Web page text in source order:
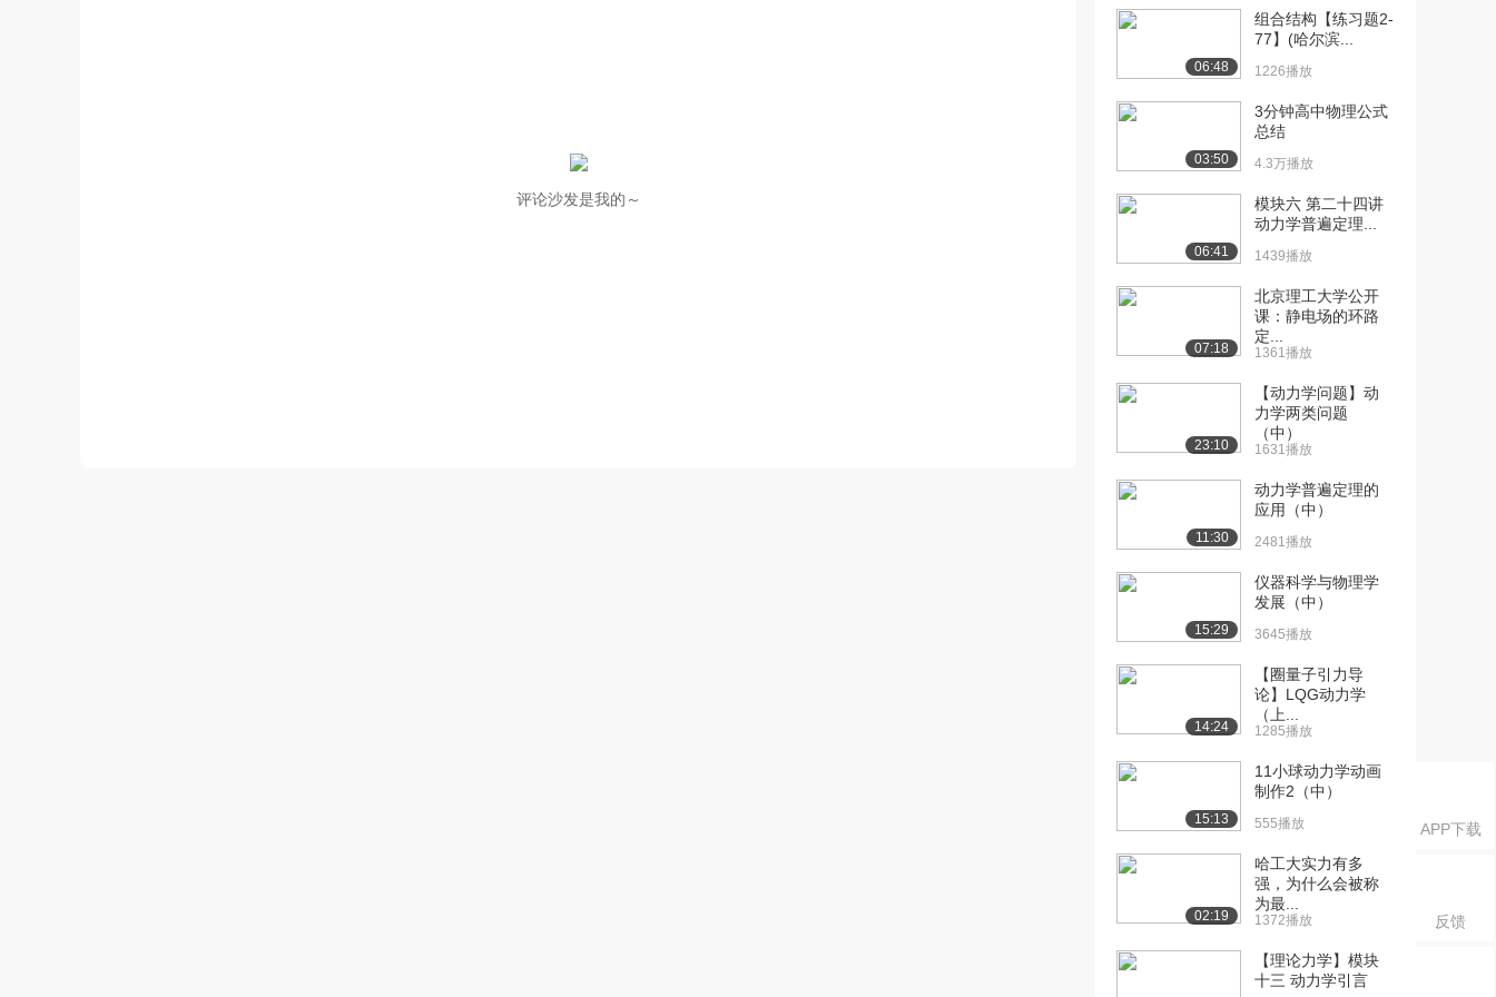
APP下载
反馈
评论沙发是我的～
[10] 哈尔滨工业大学公开
课：平面汇交力系...
3.7万播放
[11] 哈尔滨工业大学公开
课：平面汇交力系...
3.3万播放
[12] 哈尔滨工业大学公开
课：平面力对点的...
3.4万播放
10:21
[13] 哈尔滨工业大学公开
07:11
[14] 哈尔滨工业大学公开
09:16
[15] 哈尔滨工业大学公开
09:35
[16] 哈尔滨工业大学公开
课：平面任意力系...
12:12
课：物体系的平衡...
课：物体系的平衡...
课：平面简单桁架...
[20] 哈尔滨工业大学公开
课：空间汇交力系...
2.5万播放
06:48
组合结构【练习题2-
77】(哈尔滨...
1226播放
03:50
3分钟高中物理公式
总结
4.3万播放
06:41
模块六 第二十四讲
动力学普遍定理...
1439播放
07:18
北京理工大学公开
课：静电场的环路
定...
1361播放
23:10
【动力学问题】动
力学两类问题
（中）
1631播放
11:30
动力学普遍定理的
应用（中）
2481播放
15:29
仪器科学与物理学
发展（中）
3645播放
14:24
【圈量子引力导
论】LQG动力学
（上...
1285播放
15:13
11小球动力学动画
制作2（中）
555播放
02:19
哈工大实力有多
强，为什么会被称
为最...
1372播放
【理论力学】模块
十三 动力学引言